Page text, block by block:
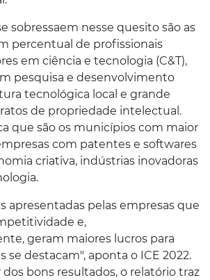
sobressaem nesse quesito são as
percentual de profissionais
em ciência e tecnologia (C&T),
pesquisa e desenvolvimento
tecnológica local e grande
de propriedade intelectual.
que são os municípios com maior
com patentes e softwares
criativa, indústrias inovadoras
apresentadas pelas empresas que
e,
geram maiores lucros para
se destacam", aponta o ICE 2022.
bons resultados, o relatório traz